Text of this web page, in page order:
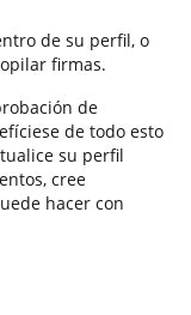
de su perfil, o
firmas.
de
de todo esto
su perfil
cree
hacer con